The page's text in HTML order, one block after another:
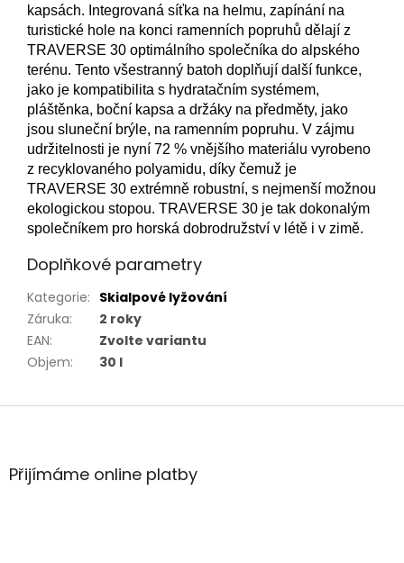
kapsách. Integrovaná síťka na helmu, zapínání na
turistické hole na konci ramenních popruhů dělají z
TRAVERSE 30 optimálního společníka do alpského
terénu. Tento všestranný batoh doplňují další funkce,
jako je kompatibilita s hydratačním systémem,
pláštěnka, boční kapsa a držáky na předměty, jako
jsou sluneční brýle, na ramenním popruhu. V zájmu
udržitelnosti je nyní 72 % vnějšího materiálu vyrobeno
z recyklovaného polyamidu, díky čemuž je
TRAVERSE 30 extrémně robustní, s nejmenší možnou
ekologickou stopou. TRAVERSE 30 je tak dokonalým
společníkem pro horská dobrodružství v létě i v zimě.
Doplňkové parametry
Kategorie: Skialpové lyžování
Záruka:
2 roky
EAN:
Zvolte variantu
Objem: 30 l
Z
aPřijímáme online platby